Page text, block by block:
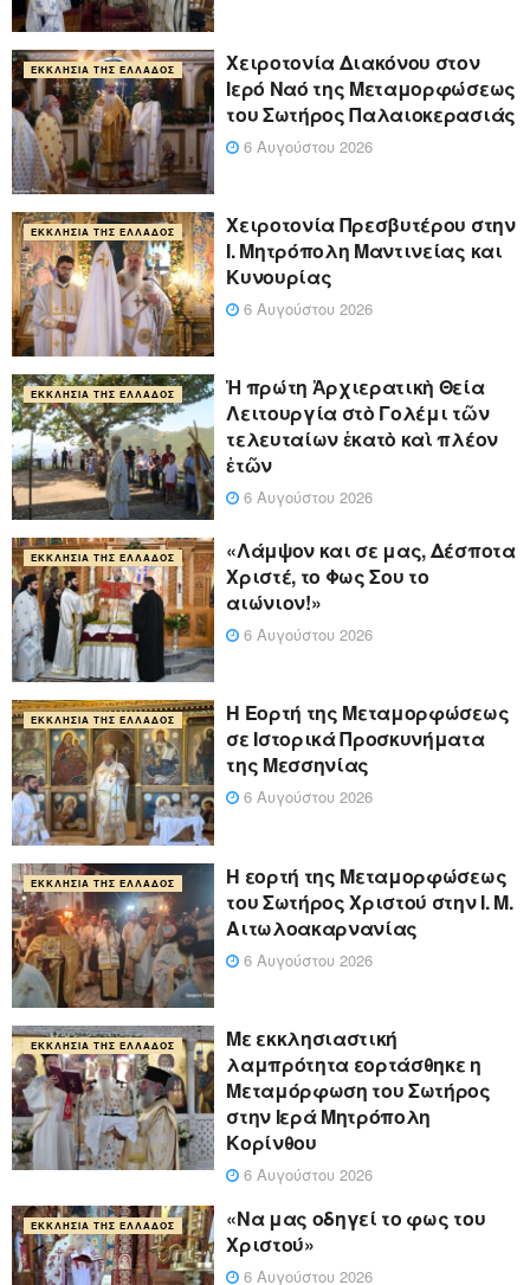
ΕΚΚΛΗΣΊΑ ΤΗΣ ΕΛΛΆΔΟΣ
Χειροτονία Διακόνου στον
Ιερό Ναό της Μεταμορφώσεως
του Σωτήρος Παλαιοκερασιάς
6 Αυγούστου 2026
ΕΚΚΛΗΣΊΑ ΤΗΣ ΕΛΛΆΔΟΣ
Xειροτονία Πρεσβυτέρου στην
Ι. Μητρόπολη Μαντινείας και
Κυνουρίας
6 Αυγούστου 2026
ΕΚΚΛΗΣΊΑ ΤΗΣ ΕΛΛΆΔΟΣ
Ἡ πρώτη Ἀρχιερατικὴ Θεία
Λειτουργία στὸ Γολέμι τῶν
τελευταίων ἑκατὸ καὶ πλέον
ἐτῶν
6 Αυγούστου 2026
ΕΚΚΛΗΣΊΑ ΤΗΣ ΕΛΛΆΔΟΣ
«Λάμψον και σε μας, Δέσποτα
Χριστέ, το Φως Σου το
αιώνιον!»
6 Αυγούστου 2026
ΕΚΚΛΗΣΊΑ ΤΗΣ ΕΛΛΆΔΟΣ
Η Εορτή της Μεταμορφώσεως
σε Ιστορικά Προσκυνήματα
της Μεσσηνίας
6 Αυγούστου 2026
ΕΚΚΛΗΣΊΑ ΤΗΣ ΕΛΛΆΔΟΣ
Η εορτή της Μεταμορφώσεως
του Σωτήρος Χριστού στην Ι. Μ.
Αιτωλοακαρνανίας
6 Αυγούστου 2026
ΕΚΚΛΗΣΊΑ ΤΗΣ ΕΛΛΆΔΟΣ
Με εκκλησιαστική
λαμπρότητα εορτάσθηκε η
Μεταμόρφωση του Σωτήρος
στην Ιερά Μητρόπολη
Κορίνθου
6 Αυγούστου 2026
ΕΚΚΛΗΣΊΑ ΤΗΣ ΕΛΛΆΔΟΣ
«Να μας οδηγεί το φως του
Χριστού»
6 Αυγούστου 2026